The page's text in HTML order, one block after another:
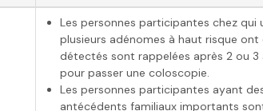
Les personnes participantes chez qui
plusieurs adénomes à haut risque ont
détectés sont rappelées après 2 ou 3
pour passer une coloscopie.
Les personnes participantes ayant
antécédents familiaux importants